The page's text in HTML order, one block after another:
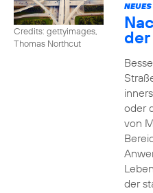
Credits: gettyimages,
Thomas Northcut
oder
von
der